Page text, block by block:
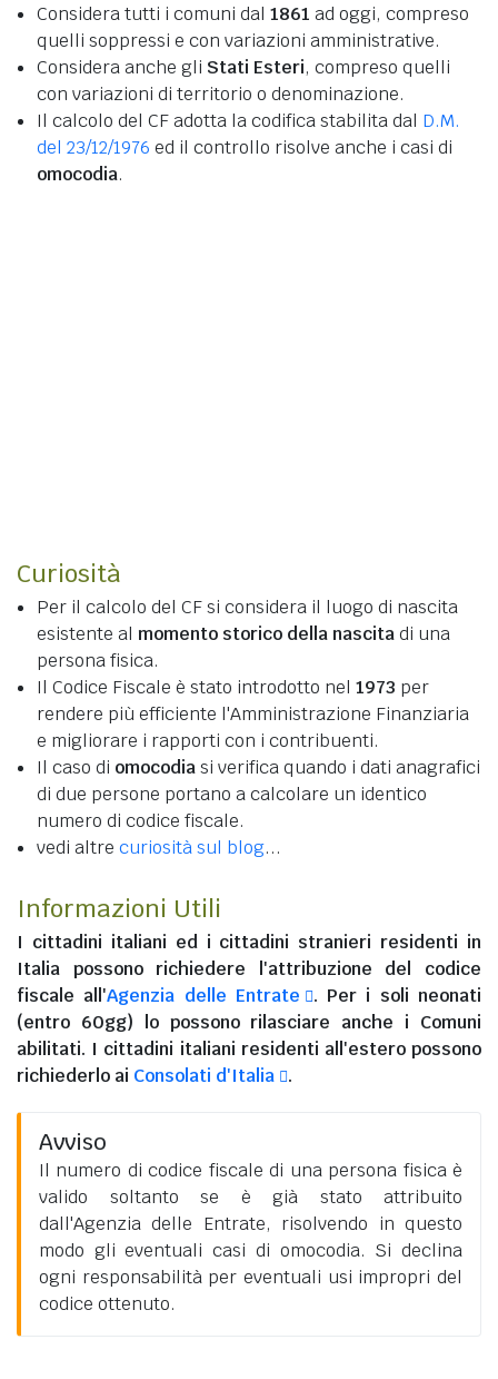
Considera tutti i comuni dal 1861 ad oggi, compreso
quelli soppressi e con variazioni amministrative.
Considera anche gli Stati Esteri, compreso quelli
con variazioni di territorio o denominazione.
Il calcolo del CF adotta la codifica stabilita dal D.M.
del 23/12/1976 ed il controllo risolve anche i casi di
omocodia.
Curiosità
Per il calcolo del CF si considera il luogo di nascita
esistente al momento storico della nascitadi una
persona fisica.
Il Codice Fiscale è stato introdotto nel 1973 per
rendere più efficiente l'Amministrazione Finanziaria
e migliorare i rapporti con i contribuenti.
Il caso di omocodiasi verifica quando i dati anagrafici
di due persone portano a calcolare un identico
numero di codice fiscale.
vedi altre curiosità sul blog...
Informazioni Utili
I cittadini italiani ed i cittadini stranieri residenti in
Italia possono richiedere l'attribuzione del codice
fiscale all'Agenzia delle Entrate
. Per i soli neonati
(entro 60gg) lo possono rilasciare anche i Comuni
abilitati. I cittadini italiani residenti all'esteropossono
richiederlo ai Consolati d'Italia .
Avviso
Il numero di codice fiscale di una persona fisica è
valido soltanto se è già stato attribuito
dall'Agenzia delle Entrate, risolvendo in questo
modo gli eventuali casi di omocodia. Si declina
ogni responsabilità per eventuali usi impropri del
codice ottenuto.